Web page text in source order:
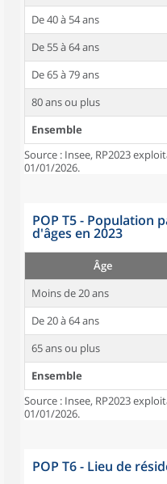
De 40 à 54 ans
De 55 à 64 ans
De 65 à 79 ans
80 ans ou plus
Ensemble
Source : Insee, RP2023
01/01/2026.
POP T5 - Population
d'âges en 2023
Âge
Moins de 20 ans
De 20 à 64 ans
65 ans ou plus
Ensemble
Source : Insee, RP2023
01/01/2026.
POP T6 - Lieu de